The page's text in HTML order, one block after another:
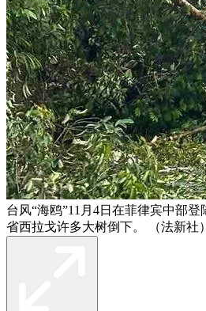
台风“海鸥”11月4日在菲律宾中部
省西拉戈许多大树倒下。 （法新社）